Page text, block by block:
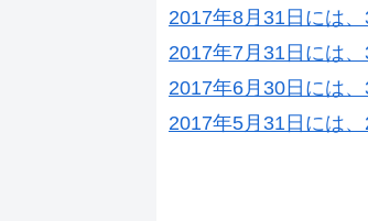
2017年8月31日には、
2017年7月31日には、
2017年6月30日には、
2017年5月31日には、